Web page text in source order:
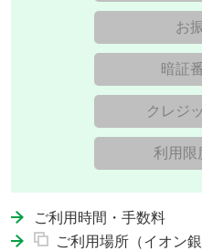
お
暗証
クレジ
利用限
ご利用時間・手数料
ご利用場所（イオン